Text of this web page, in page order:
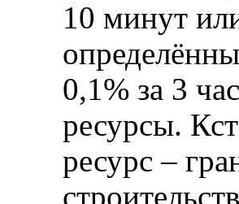
10 минут
0,1% за 3
ресурсы.
ресурс –